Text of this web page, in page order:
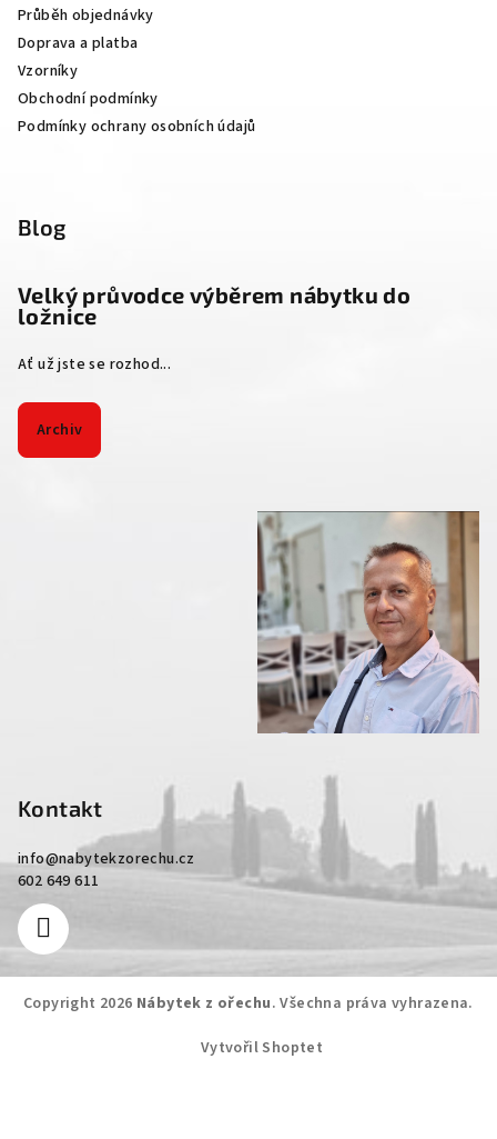
Průběh objednávky
Doprava a platba
Vzorníky
Obchodní podmínky
Podmínky ochrany osobních údajů
Blog
Velký průvodce výběrem nábytku do
ložnice
Ať už jste se rozhod...
Archiv
Kontakt
info@nabytekzorechu.cz
602 649 611
Copyright 2026 Nábytek z ořechu. Všechna práva vyhrazena.
Vytvořil Shoptet